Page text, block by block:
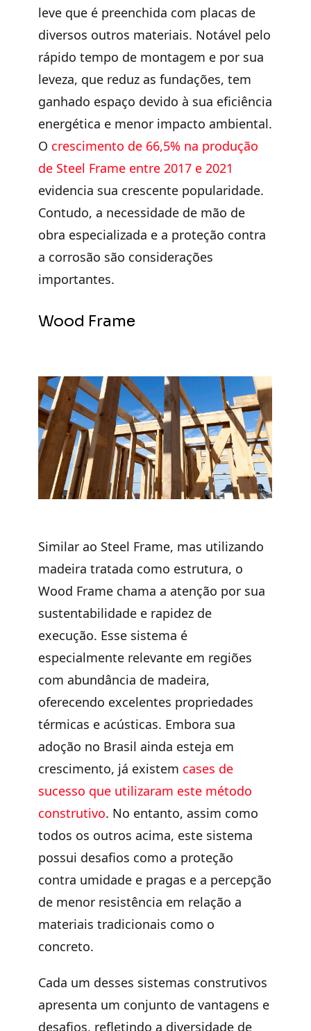
leve que é preenchida com placas de
diversos outros materiais. Notável pelo
rápido tempo de montagem e por sua
leveza, que reduz as fundações, tem
ganhado espaço devido à sua eficiência
energética e menor impacto ambiental.
O crescimento de 66,5% na produção
de Steel Frame entre 2017 e 2021
evidencia sua crescente popularidade.
Contudo, a necessidade de mão de
obra especializada e a proteção contra
a corrosão são considerações
importantes.
Wood Frame
Similar ao Steel Frame, mas utilizando
madeira tratada como estrutura, o
Wood Frame chama a atenção por sua
sustentabilidade e rapidez de
execução. Esse sistema é
especialmente relevante em regiões
com abundância de madeira,
oferecendo excelentes propriedades
térmicas e acústicas. Embora sua
adoção no Brasil ainda esteja em
crescimento, já existem cases de
sucesso que utilizaram este método
construtivo. No entanto, assim como
todos os outros acima, este sistema
possui desafios como a proteção
contra umidade e pragas e a percepção
de menor resistência em relação a
materiais tradicionais como o
concreto.
Cada um desses sistemas construtivos
apresenta um conjunto de vantagens e
desafios, refletindo a diversidade de